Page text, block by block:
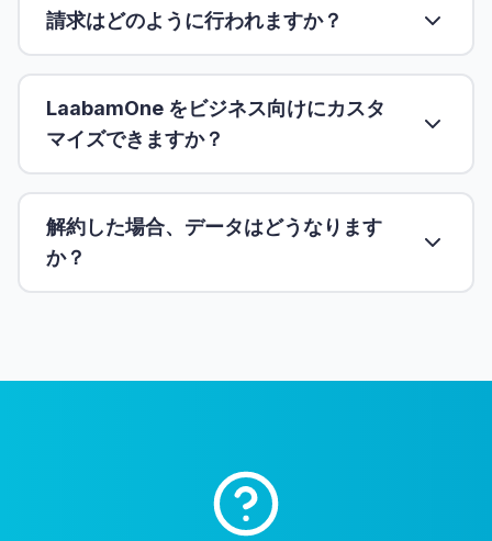
請求はどのように行われますか？
LaabamOne をビジネス向けにカスタ
マイズできますか？
解約した場合、データはどうなります
か？